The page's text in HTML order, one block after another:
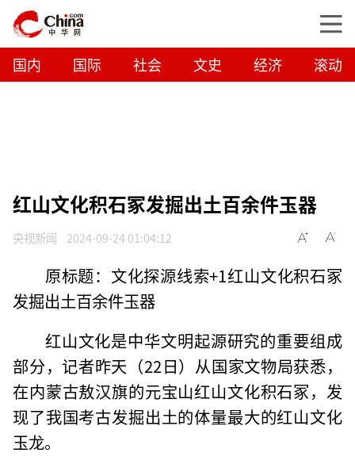
国内 国际 社会 文史 经济 滚动
红山文化积石冢发掘出土百余件玉器
央视新闻 2024-09-24 01:04:12
原标题：文化探源线索+1红山文化积石冢
发掘出土百余件玉器
红山文化是中华文明起源研究的重要组成
部分，记者昨天（22日）从国家文物局获悉，
在内蒙古敖汉旗的元宝山红山文化积石冢，发
现了我国考古发掘出土的体量最大的红山文化
玉龙。